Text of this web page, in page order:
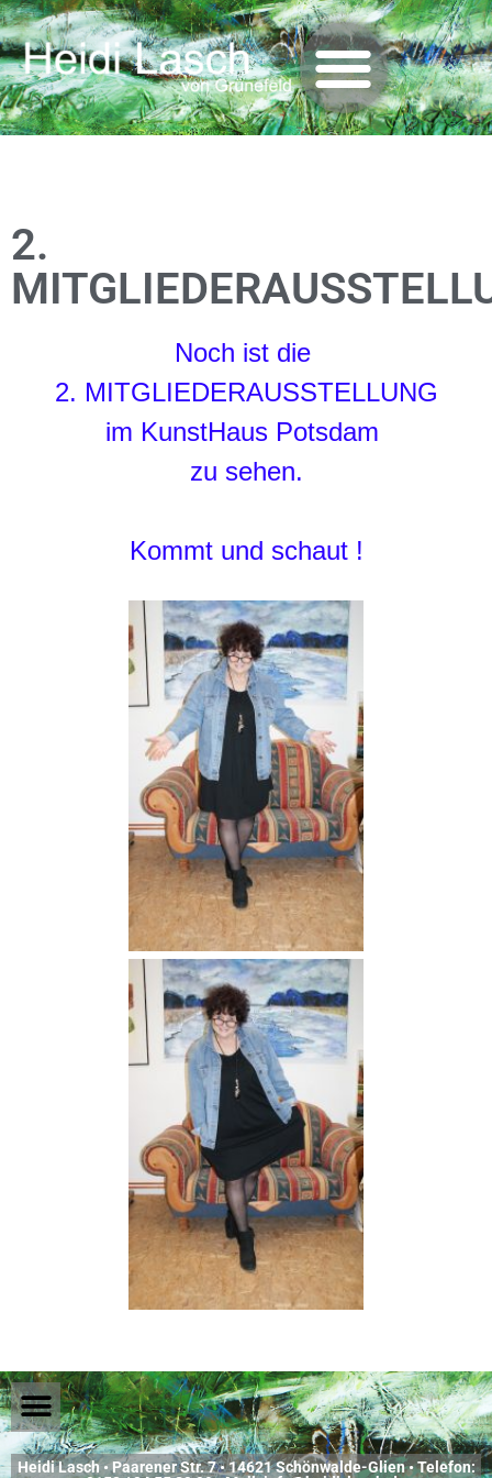
2.
Noch ist die
2. MITGLIEDERAUSSTELLUNG
im KunstHaus Potsdam
zu sehen.
Kommt und schaut !
Heidi Lasch • Paarener Str. 7 • 14621 Schönwalde-Glien • Telefon: